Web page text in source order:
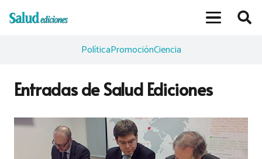
PolíticaPromociónCiencia
Entradas de Salud Ediciones